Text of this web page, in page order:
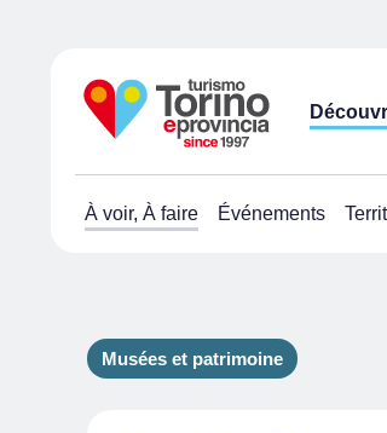
À voir, À faire Événements
Musées et patrimoine